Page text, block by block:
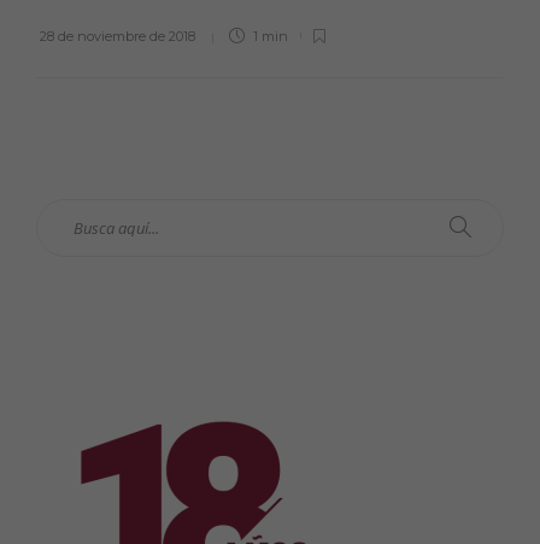
28 de noviembre de 2018 1 min